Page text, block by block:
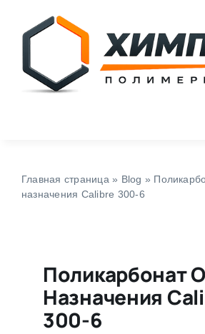
content
Главная страница » Blog »
назначения Calibre 300-6
Поликарбонат
Назначения
300-6